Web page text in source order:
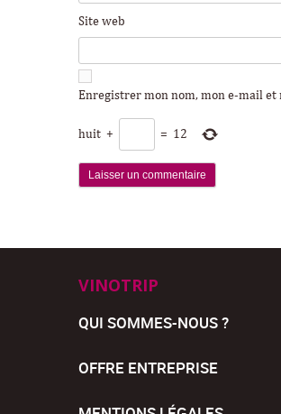
Site web
Enregistrer mon nom, mon e-mail
huit + = 12
VINOTRIP
QUI SOMMES-NOUS ?
OFFRE ENTREPRISE